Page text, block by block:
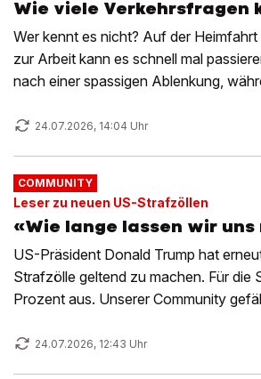
Wie viele Verkehrsfragen
Wer kennt es nicht? Auf der
zur Arbeit kann es schnell mal
nach einer spassigen Ablenkung,
24.07.2026, 14:04 Uhr
COMMUNITY
Leser zu neuen US-Strafzöllen
«Wie lange lassen wir
US-Präsident Donald Trump hat
Strafzölle geltend zu machen. Für die
Prozent aus. Unserer Community
24.07.2026, 12:43 Uhr